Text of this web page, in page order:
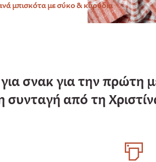
μπισκότα με σύκο & καρύδια
σνακ για την πρώτη
συνταγή από τη